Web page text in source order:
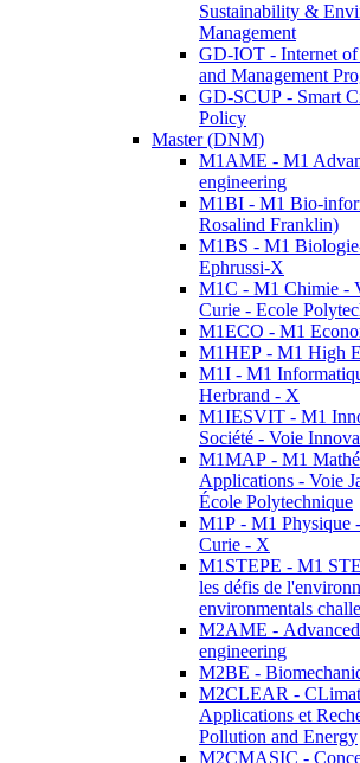
Sustainability &
Management
GD-IOT - Internet
and Management
GD-SCUP - Smart
Policy
Master (DNM)
M1AME - M1
engineering
M1BI - M1 Bio-
Rosalind Franklin)
M1BS - M1
Ephrussi-X
M1C - M1 Chimie -
Curie - Ecole
M1ECO - M1
M1HEP - M1 High
M1I - M1
Herbrand - X
M1IESVIT - M1
Société - Voie
M1MAP - M1
Applications - Voie
École Polytechnique
M1P - M1 Physique
Curie - X
M1STEPE - M1
les défis de
environmentals
M2AME - Advanced
engineering
M2BE -
M2CLEAR -
Applications et
Pollution and Energy
M2CMASIC -